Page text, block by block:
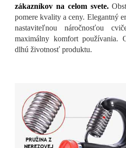
zákazníkov na celom svete.
pomere kvality a ceny. Elegantný
nastaviteľnou náročnosťou
maximálny komfort používania.
dlhú životnosť produktu.